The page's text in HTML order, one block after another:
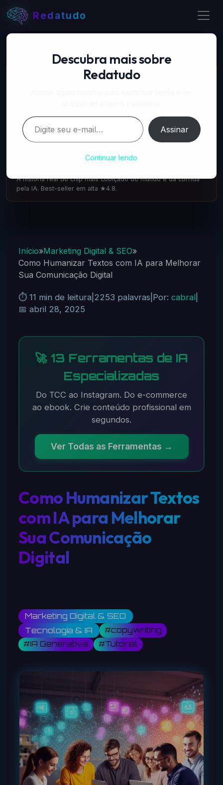
Redatudo
📚 LIVROS RECOMENDADOS
Escrito pelo cofundador do DeepMind: como a IA vai
transformar tudo. 1.100 avaliações ★4.6.
A Máquina que Pensa — Jensen Huang e a Nvidia
A história real do chip mais cobiçado do mundo e da corrida
pela IA. Best-seller em alta ★4.8.
Início»Marketing Digital & SEO»
Como Humanizar Textos com IA para Melhorar
Sua Comunicação Digital
⏱️ 11 min de leitura 2253 palavras Por: cabral|
📅 abril 28, 2025
🚀 13 Ferramentas de IA
Especializadas
Do TCC ao Instagram. Do e-commerce
ao ebook. Crie conteúdo profissional em
segundos.
Ver Todas as Ferramentas →
Como Humanizar Textos
com IA para Melhorar
Sua Comunicação
Digital
Marketing Digital & SEO
Tecnologia & IA
#copywriting
#IA Generativa
#Tutorial
Descubra mais sobre
Redatudo
Digite seu e-mail…
Assinar
Continuar lendo